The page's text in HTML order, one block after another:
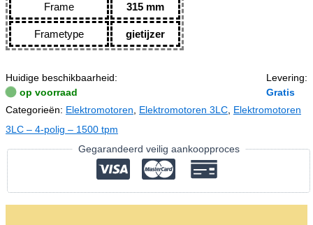
Frame 315 mm
Frametype gietijzer
Huidige beschikbaarheid:
op voorraad
Levering:
Gratis
Categorieën: Elektromotoren Elektromotoren 3LC Elektromotoren
3LC – 4-polig – 1500 tpm
Gegarandeerd veilig aankoopproces